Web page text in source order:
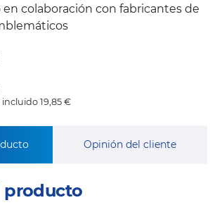
en colaboración con fabricantes de
19,85 €
Opinión del cliente
producto